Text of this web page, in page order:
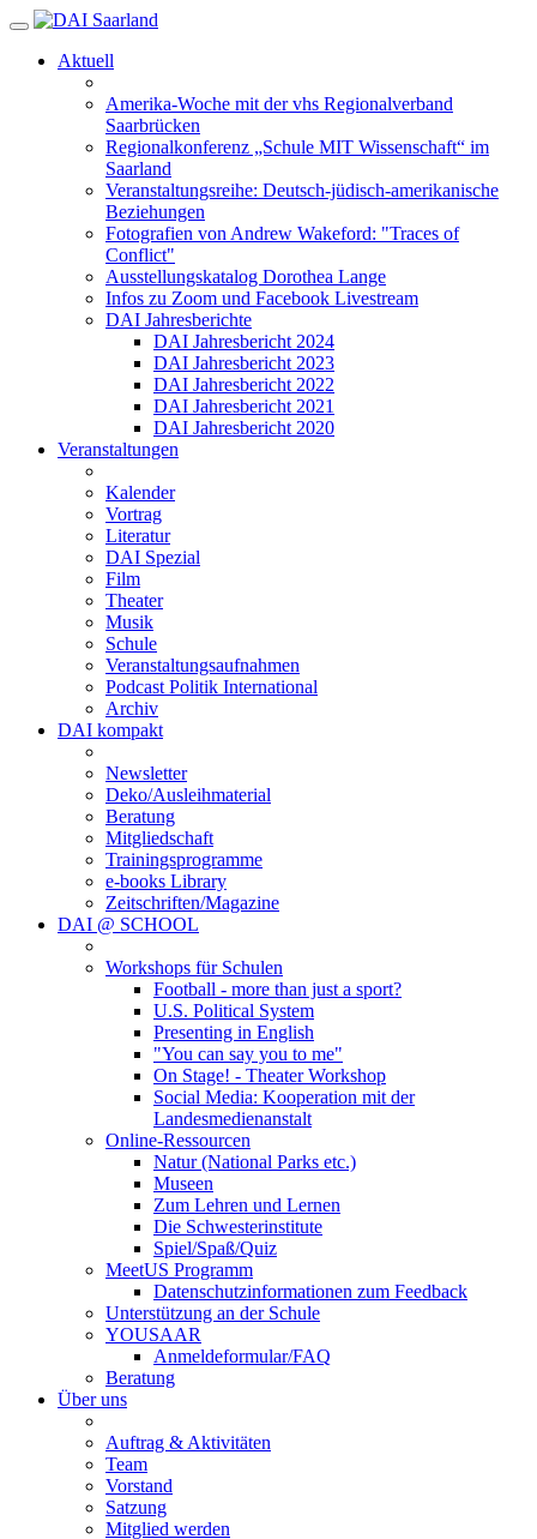
Aktuell
Amerika-Woche mit der vhs Regionalverband
Saarbrücken
Regionalkonferenz „Schule MIT Wissenschaft“ im
Saarland
Veranstaltungsreihe: Deutsch-jüdisch-amerikanische
Beziehungen
Fotografien von Andrew Wakeford: "Traces of
Conflict"
Ausstellungskatalog Dorothea Lange
Infos zu Zoom und Facebook Livestream
DAI Jahresberichte
DAI Jahresbericht 2024
DAI Jahresbericht 2023
DAI Jahresbericht 2022
DAI Jahresbericht 2021
DAI Jahresbericht 2020
Veranstaltungen
Kalender
Vortrag
Literatur
DAI Spezial
Film
Theater
Musik
Schule
Veranstaltungsaufnahmen
Podcast Politik International
Archiv
DAI kompakt
Newsletter
Deko/Ausleihmaterial
Beratung
Mitgliedschaft
Trainingsprogramme
e-books Library
Zeitschriften/Magazine
DAI @ SCHOOL
Workshops für Schulen
Football - more than just a sport?
U.S. Political System
Presenting in English
"You can say you to me"
On Stage! - Theater Workshop
Social Media: Kooperation mit der
Landesmedienanstalt
Online-Ressourcen
Natur (National Parks etc.)
Museen
Zum Lehren und Lernen
Die Schwesterinstitute
Spiel/Spaß/Quiz
MeetUS Programm
Datenschutzinformationen zum Feedback
Unterstützung an der Schule
YOUSAAR
Anmeldeformular/FAQ
Beratung
Über uns
Auftrag & Aktivitäten
Team
Vorstand
Satzung
Mitglied werden